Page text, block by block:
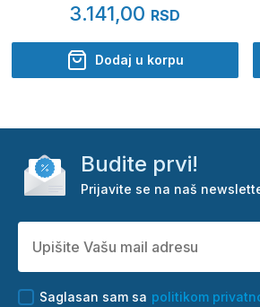
3.141,00 RSD
Dodaj u korpu
Budite prvi!
Prijavite se na naš
Saglasan sam sa politikom